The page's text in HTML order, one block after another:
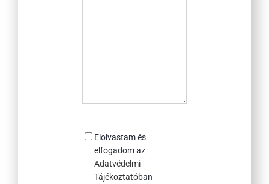
Consent
Elolvastam és
elfogadom az
Adatvédelmi
Tájékoztatóban